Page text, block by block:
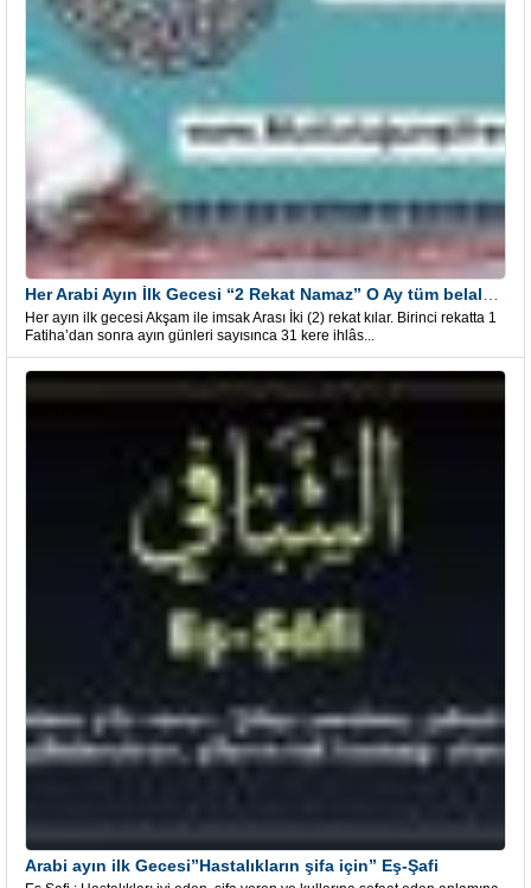
Her ayın ilk gecesi Akşam ile imsak Arası İki (2) rekat kılar. Birinci rekatta 1
Fatiha’dan sonra ayın günleri sayısınca 31 kere ihlâs...
Arabi ayın ilk Gecesi”Hastalıkların şifa için” Eş-Şafi